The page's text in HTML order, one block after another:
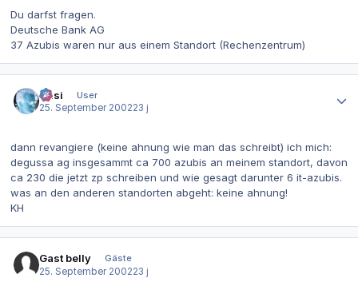
Du darfst fragen.
Deutsche Bank AG
37 Azubis waren nur aus einem Standort (Rechenzentrum)
Hüsi
User
25. September 200223 j
dann revangiere (keine ahnung wie man das schreibt) ich mich:
degussa ag insgesammt ca 700 azubis an meinem standort, davon
ca 230 die jetzt zp schreiben und wie gesagt darunter 6 it-azubis.
was an den anderen standorten abgeht: keine ahnung!
KH
Gast belly
Gäste
25. September 200223 j